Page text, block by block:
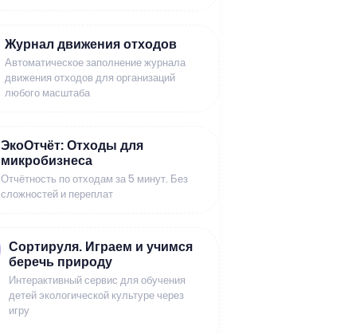
Журнал движения отходов
Автоматическое заполнение журнала
движения отходов для организаций
любого масштаба
ЭкоОтчёт: Отходы для
микробизнеса
Отчётность по отходам за 5 минут. Без
сложностей и переплат
Сортируля. Играем и учимся
беречь природу
Интерактивный сервис для обучения
детей экологической культуре через
игру